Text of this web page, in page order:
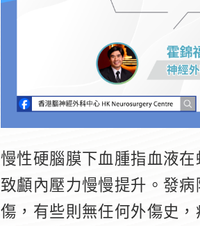
慢性硬腦膜下血腫指血液
致顱內壓力慢慢提升。發
傷，有些則無任何外傷史